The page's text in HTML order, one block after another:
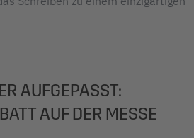
AUFGEPASST:
AUF DER MESSE